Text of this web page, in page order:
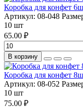
Коробка для конфет
Артикул: 08-048
10 шт
65.00 ₽
В корзину
Коробка для конфет
Артикул: 08-052
10 шт
75.00 ₽